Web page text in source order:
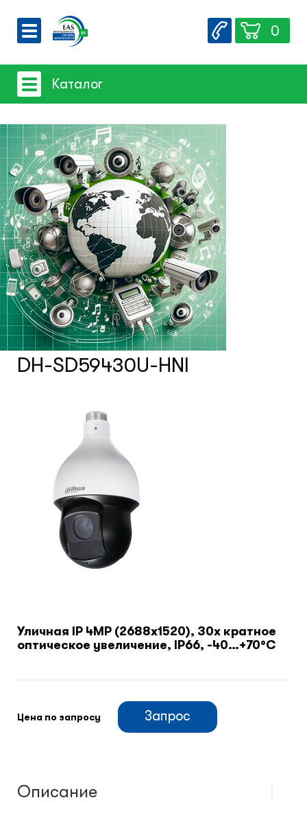
О компании
Вакансии
Контакты
0
Каталог
Системы видеонаблюдения
- iFLOW
- SpaceTechnology
- Dahua
- EZ-IP
- Hikvision
- Комплектующие и монтажный
материал
Системы защиты товаров от краж
Счетчики посетителей
Защита товара на стеллажах
Системы фонового озвучивания
помещений
Системы контроля и управления
доступом
Сетевое оборудование
Защитные сейферы и боксы
Климатический шкафы
DH-SD59430U-HNI
Уличная IP 4MP (2688x1520), 30x кратное
оптическое увеличение, IP66, -40…+70°С
Цена по запросу Запрос
Описание